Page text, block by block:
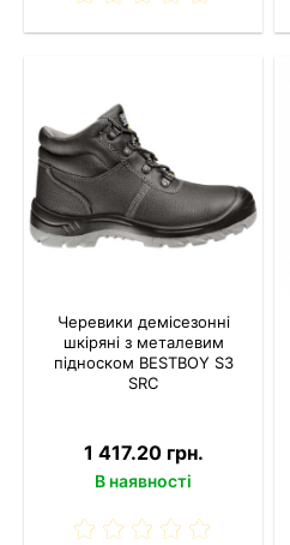
Черевики демісезонні
шкіряні з металевим
підноском BESTBOY S3
SRC
1 417.20 грн.
В наявності